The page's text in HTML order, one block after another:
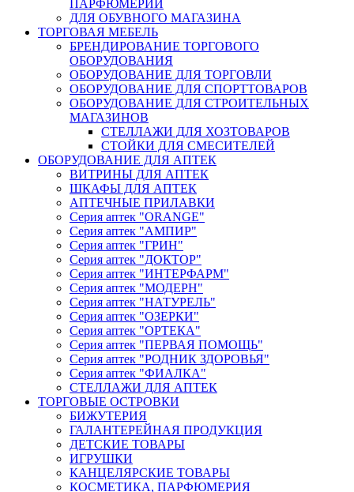
ПАРФЮМЕРИИ
ДЛЯ ОБУВНОГО МАГАЗИНА
ТОРГОВАЯ МЕБЕЛЬ
БРЕНДИРОВАНИЕ ТОРГОВОГО
ОБОРУДОВАНИЯ
ОБОРУДОВАНИЕ ДЛЯ ТОРГОВЛИ
ОБОРУДОВАНИЕ ДЛЯ СПОРТТОВАРОВ
ОБОРУДОВАНИЕ ДЛЯ СТРОИТЕЛЬНЫХ
МАГАЗИНОВ
СТЕЛЛАЖИ ДЛЯ ХОЗТОВАРОВ
СТОЙКИ ДЛЯ СМЕСИТЕЛЕЙ
ОБОРУДОВАНИЕ ДЛЯ АПТЕК
ВИТРИНЫ ДЛЯ АПТЕК
ШКАФЫ ДЛЯ АПТЕК
АПТЕЧНЫЕ ПРИЛАВКИ
Серия аптек "ORANGE"
Серия аптек "АМПИР"
Серия аптек "ГРИН"
Серия аптек "ДОКТОР"
Серия аптек "ИНТЕРФАРМ"
Серия аптек "МОДЕРН"
Серия аптек "НАТУРЕЛЬ"
Серия аптек "ОЗЕРКИ"
Серия аптек "ОРТЕКА"
Серия аптек "ПЕРВАЯ ПОМОЩЬ"
Серия аптек "РОДНИК ЗДОРОВЬЯ"
Серия аптек "ФИАЛКА"
СТЕЛЛАЖИ ДЛЯ АПТЕК
ТОРГОВЫЕ ОСТРОВКИ
БИЖУТЕРИЯ
ГАЛАНТЕРЕЙНАЯ ПРОДУКЦИЯ
ДЕТСКИЕ ТОВАРЫ
ИГРУШКИ
КАНЦЕЛЯРСКИЕ ТОВАРЫ
КОСМЕТИКА, ПАРФЮМЕРИЯ